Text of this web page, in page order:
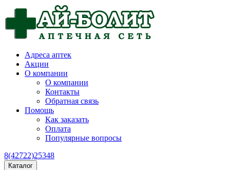
Адреса аптек
Акции
О компании
О компании
Контакты
Обратная связь
Помощь
Как заказать
Оплата
Популярные вопросы
8(42722)25348
Каталог